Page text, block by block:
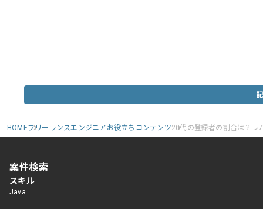
HOMEフリーランスエンジニアお役立ちコンテンツ20代の登録者の割合は？レ
案件検索
スキル
Java